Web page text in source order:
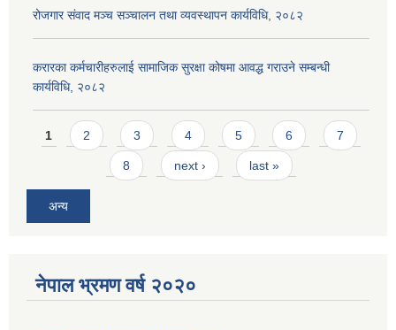
रोजगार संवाद मञ्च सञ्चालन तथा व्यवस्थापन कार्यविधि, २०८२
करारका कर्मचारीहरुलाई सामाजिक सुरक्षा कोषमा आवद्ध गराउने सम्बन्धी
कार्यविधि, २०८२
Pages
1 2 3 4 5 6 7
8 next › last »
अन्य
नेपाल भ्रमण वर्ष २०२०